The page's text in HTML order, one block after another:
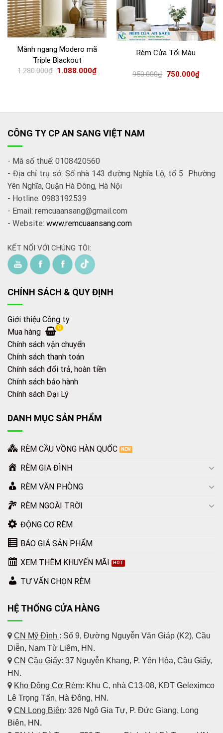
Mành ngang Modero mã
Triple Blackout
1.280.000₫ 1.088.000₫
Rèm Cửa Tối Màu
950.000₫ 750.000₫
CÔNG TY CP AN SANG VIỆT NAM
- Mã số thuế: 0108420560
- Địa chỉ trụ sở: Số nhà 143 đường Nghĩa Lộ, tổ 5 Phường
Yên Nghĩa, Quận Hà Đông, Hà Nội
- Hotline: 0983192539
- Email: remcuaansang@gmail.com
- Website: www.remcuaansang.com
KẾT NỐI VỚI CHÚNG TÔI:
CHÍNH SÁCH & QUY ĐỊNH
Giới thiệu Công ty
Mua hàng
0
Chính sách vận chuyển
Chính sách thanh toán
Chính sách đổi trả, hoàn tiền
Chính sách bảo hành
Chính sách Đại Lý
DANH MỤC SẢN PHẨM
RÈM CẦU VỒNG HÀN QUỐC
RÈM GIA ĐÌNH
RÈM VĂN PHÒNG
RÈM NGOÀI TRỜI
ĐỘNG CƠ RÈM
BÁO GIÁ SẢN PHẨM
XEM THÊM KHUYẾN MÃI
TƯ VẤN CHỌN RÈM
HỆ THỐNG CỬA HÀNG
CN Mỹ Đình : Số 9, Đường Nguyễn Văn Giáp (K2), Cầu
Diễn, Nam Từ Liêm, HN.
CN Cầu Giấy: 37 Nguyễn Khang, P. Yên Hòa, Cầu Giấy,
HN.
Kho Động Cơ Rèm: Khu C, nhà C13-08, KĐT Geleximco
Lê Trọng Tấn, Hà Đông, HN.
CN Long Biên: 326 Ngô Gia Tự, P. Đức Giang, Long
Biên, HN.